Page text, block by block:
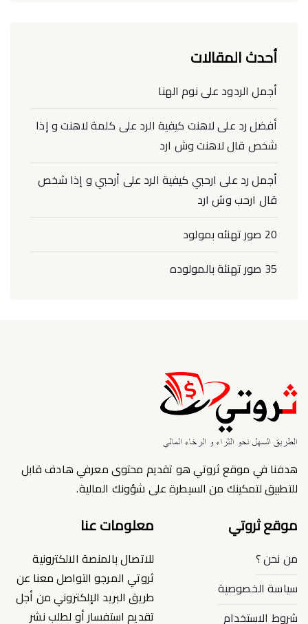
أحدث المقالات
أجمل الردود على نوم الهنا
أفضل رد على لاهنت كيفية الرد على كلمة لاهنت و إذا
شخص قال لاهنت وش ارد
أجمل رد على ارحبي كيفية الرد على أرحبي و إذا شخص
قال ارحب وش ارد
20 صور تهنئه بمولود
35 صور تهنئة بالمولوده
هدفنا في موقع ثروتي هو تقديم محتوى معرفي هادف قابل
للتطبيق لتمكينك من السيطرة على شؤونك المالية.
موقع ثروتي
من نحن ؟
سياسة الخصوصية
شروط الاستخدام
معلومات عنا
للاتصال بالمنصة الالكترونية
ثروتي المرجو التواصل معنا عن
طريق البريد الإلكتروني من أجل
تقديم استفسار أو لطلب نشر